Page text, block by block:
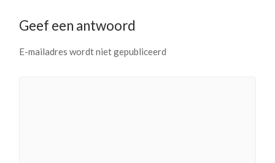
Geef een antwoord
E-mailadres wordt niet gepubliceerd